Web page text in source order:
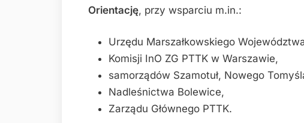
Orientację, przy wsparciu m.in.:
Urzędu Marszałkowskiego
Komisji InO ZG PTTK w Warszawie,
samorządów Szamotuł, Nowego
Nadleśnictwa Bolewice,
Zarządu Głównego PTTK.